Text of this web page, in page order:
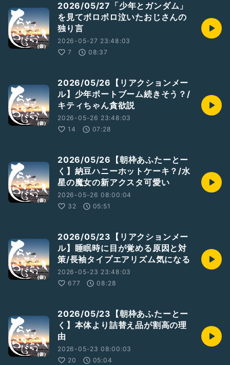
2026/05/27「少年とガンダム」
を見てボロボロ泣いたおじさんの
独り言
2026-05-27 23:48:03
7
08:37
2026/05/26【リアクションメー
ル】少年ボートブーム続きそう？/
キティちゃん貪欲説
2026-05-26 23:48:03
14
07:28
2026/05/26【朝枠あふたーとー
く】納豆ハニーホットケーキ？/水
星の魔女の新アクスタ可愛い
2026-05-26 08:00:04
32
05:51
2026/05/23【リアクションメー
ル】睡眠時に目が覚める原因と対
策/長袖タイプエアリズム気になる
2026-05-23 23:48:03
677
08:28
2026/05/23【朝枠あふたーとー
く】本体より詰替え品が割高の理
由
2026-05-23 08:00:03
20
05:04